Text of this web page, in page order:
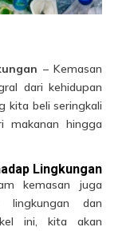
– Kemasan
dari kehidupan
kita beli seringkali
makanan hingga
Lingkungan
kemasan juga
dan
ini, kita akan